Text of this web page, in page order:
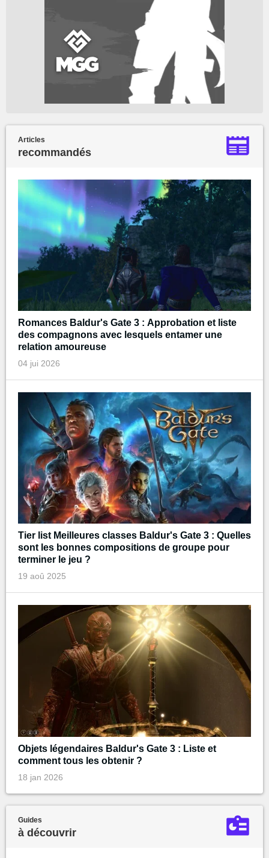
Articles
recommandés
Romances Baldur's Gate 3 : Approbation et liste
des compagnons avec lesquels entamer une
relation amoureuse
04 jui 2026
Tier list Meilleures classes Baldur's Gate 3 : Quelles
sont les bonnes compositions de groupe pour
terminer le jeu ?
19 aoû 2025
Objets légendaires Baldur's Gate 3 : Liste et
comment tous les obtenir ?
18 jan 2026
Guides
à découvrir